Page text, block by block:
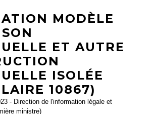
MODÈLE
ET AUTRE
ISOLÉE
10867)
- Direction de l'information légale et
ministre)